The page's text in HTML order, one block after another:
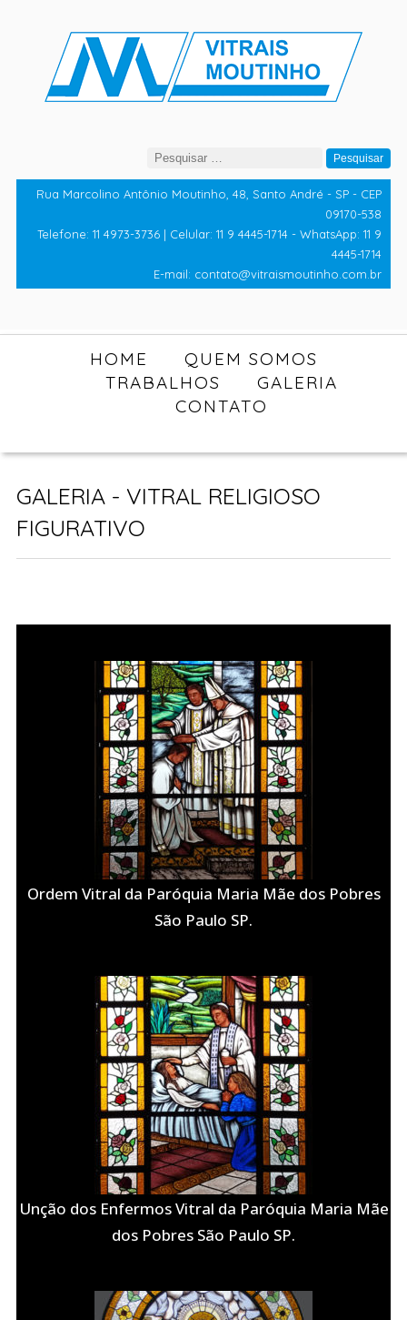
Pesquisar
por:
Rua Marcolino Antônio Moutinho, 48, Santo André - SP - CEP
09170-538
Telefone: 11 4973-3736 | Celular: 11 9 4445-1714 - WhatsApp: 11 9
4445-1714
E-mail: contato@vitraismoutinho.com.br
HOME
QUEM SOMOS
TRABALHOS
GALERIA
CONTATO
GALERIA - VITRAL RELIGIOSO
FIGURATIVO
Ordem Vitral da Paróquia Maria Mãe dos Pobres
São Paulo SP.
Unção dos Enfermos Vitral da Paróquia Maria Mãe
dos Pobres São Paulo SP.